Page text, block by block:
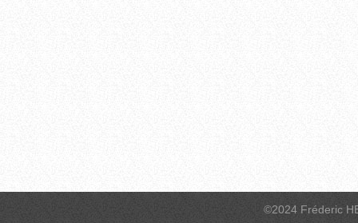
©2024 Fréderic